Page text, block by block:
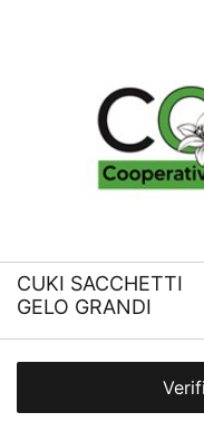
CUKI SACCHETTI
GELO GRANDI